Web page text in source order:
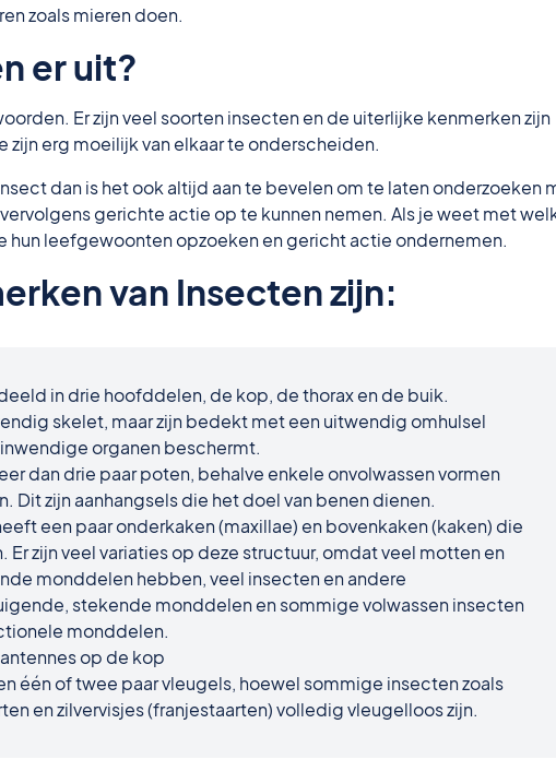
zoals mieren doen.
er uit?
Er zijn veel soorten insecten en de uiterlijke kenmerken zijn
erg moeilijk van elkaar te onderscheiden.
dan is het ook altijd aan te bevelen om te laten onderzoeken
gerichte actie op te kunnen nemen. Als je weet met
hun leefgewoonten opzoeken en gericht actie ondernemen.
van Insecten zijn:
in drie hoofddelen, de kop, de thorax en de buik.
skelet, maar zijn bedekt met een uitwendig omhulsel
organen beschermt.
dan drie paar poten, behalve enkele onvolwassen vormen
Dit zijn aanhangsels die het doel van benen dienen.
een paar onderkaken (maxillae) en bovenkaken (kaken) die
zijn veel variaties op deze structuur, omdat veel motten en
monddelen hebben, veel insecten en andere
stekende monddelen en sommige volwassen insecten
monddelen.
op de kop
één of twee paar vleugels, hoewel sommige insecten zoals
en zilvervisjes (franjestaarten) volledig vleugelloos zijn.